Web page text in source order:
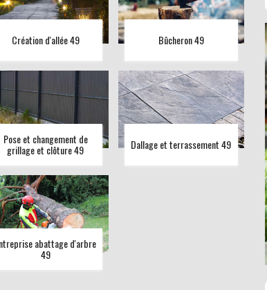
Création d'allée 49 Bûcheron 49
Pose et changement de
grillage et clôture 49 Dallage et terrassement 49
abattage d'arbre
49